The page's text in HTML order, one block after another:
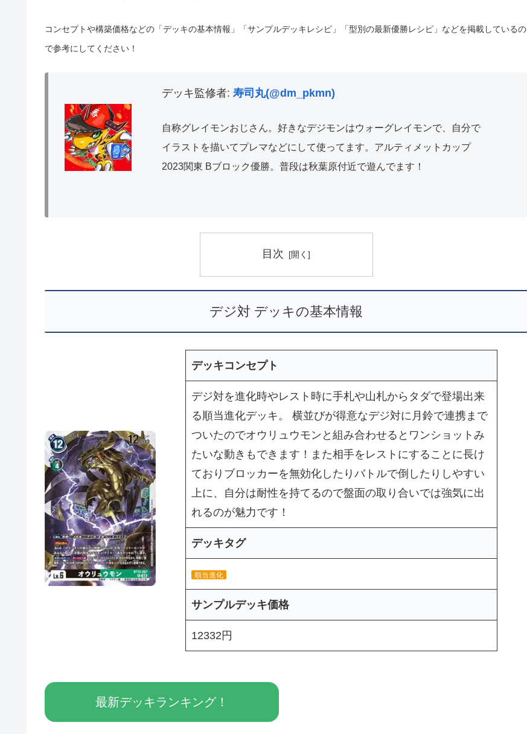
コンセプトや構築価格などの「デッキの基本情報」「サンプルデッキレシピ」「型別の最新優勝レシピ」などを掲載しているの
で参考にしてください！
デッキ監修者:寿司丸(@dm_pkmn)
自称グレイモンおじさん。好きなデジモンはウォーグレイモンで、自分で
イラストを描いてプレマなどにして使ってます。アルティメットカップ
2023関東 Bブロック優勝。普段は秋葉原付近で遊んでます！
目次
デジ対 デッキの基本情報
デッキコンセプト
デジ対を進化時やレスト時に手札や山札からタダで登場出来
る順当進化デッキ。 横並びが得意なデジ対に月鈴で連携まで
ついたのでオウリュウモンと組み合わせるとワンショットみ
たいな動きもできます！また相手をレストにすることに長け
ておりブロッカーを無効化したりバトルで倒したりしやすい
上に、自分は耐性を持てるので盤面の取り合いでは強気に出
れるのが魅力です！
デッキタグ
順当進化
サンプルデッキ価格
12332円
最新デッキランキング！